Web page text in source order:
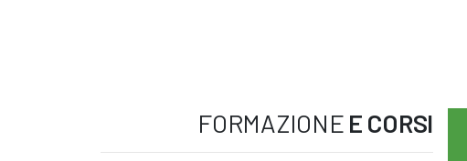
FORMAZIONE E CORSI